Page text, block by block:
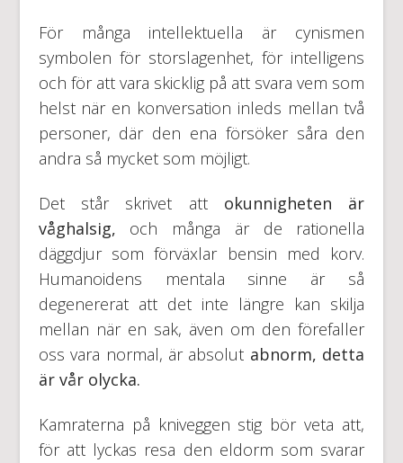
För många intellektuella är cynismen
symbolen för storslagenhet, för intelligens
och för att vara skicklig på att svara vem som
helst när en konversation inleds mellan två
personer, där den ena försöker såra den
andra så mycket som möjligt.
Det står skrivet att okunnigheten är
våghalsig, och många är de rationella
däggdjur som förväxlar bensin med korv.
Humanoidens mentala sinne är så
degenererat att det inte längre kan skilja
mellan när en sak, även om den förefaller
oss vara normal, är absolut abnorm, detta
är vår olycka.
Kamraterna på kniveggen stig bör veta att,
för att lyckas resa den eldorm som svarar